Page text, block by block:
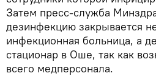
Затем пресс-служба
дезинфекцию закрывается
инфекционная больница, а
стационар в Оше, так как
всего медперсонала.